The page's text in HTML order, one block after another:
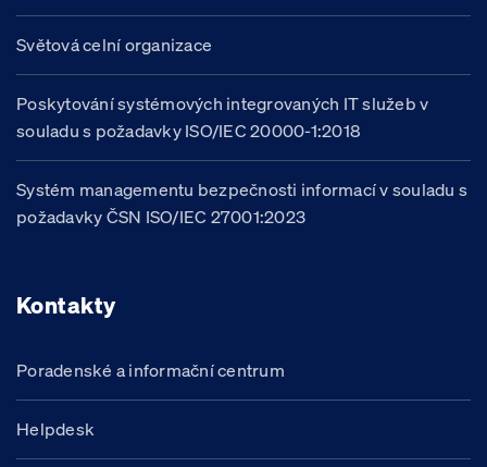
Světová celní organizace
Poskytování systémových integrovaných IT služeb v
souladu s požadavky ISO/IEC 20000-1:2018
Systém managementu bezpečnosti informací v souladu s
požadavky ČSN ISO/IEC 27001:2023
Kontakty
Poradenské a informační centrum
Helpdesk